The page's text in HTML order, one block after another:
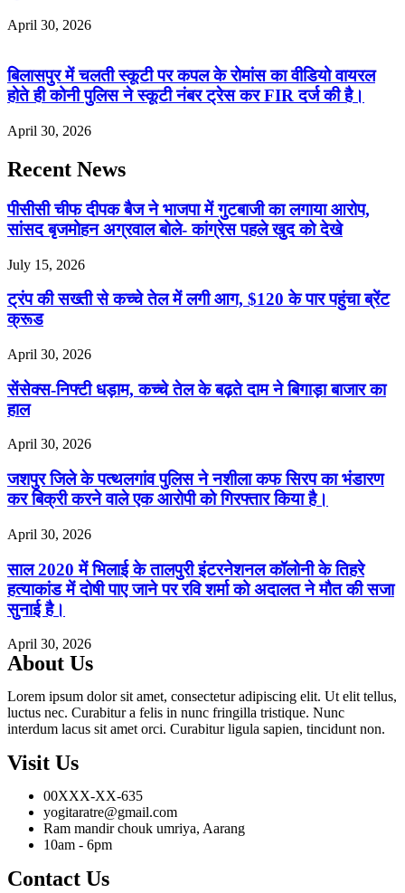
April 30, 2026
बिलासपुर में चलती स्कूटी पर कपल के रोमांस का वीडियो वायरल
होते ही कोनी पुलिस ने स्कूटी नंबर ट्रेस कर FIR दर्ज की है।
April 30, 2026
Recent News
पीसीसी चीफ दीपक बैज ने भाजपा में गुटबाजी का लगाया आरोप,
सांसद बृजमोहन अग्रवाल बोले- कांग्रेस पहले खुद को देखे
July 15, 2026
ट्रंप की सख्ती से कच्चे तेल में लगी आग, $120 के पार पहुंचा ब्रेंट
क्रूड
April 30, 2026
सेंसेक्स-निफ्टी धड़ाम, कच्चे तेल के बढ़ते दाम ने बिगाड़ा बाजार का
हाल
April 30, 2026
जशपुर जिले के पत्थलगांव पुलिस ने नशीला कफ सिरप का भंडारण
कर बिक्री करने वाले एक आरोपी को गिरफ्तार किया है।
April 30, 2026
साल 2020 में भिलाई के तालपुरी इंटरनेशनल कॉलोनी के तिहरे
हत्याकांड में दोषी पाए जाने पर रवि शर्मा को अदालत ने मौत की सजा
सुनाई है।
April 30, 2026
About Us
Lorem ipsum dolor sit amet, consectetur adipiscing elit. Ut elit tellus,
luctus nec. Curabitur a felis in nunc fringilla tristique. Nunc
interdum lacus sit amet orci. Curabitur ligula sapien, tincidunt non.
Visit Us
00XXX-XX-635
yogitaratre@gmail.com
Ram mandir chouk umriya, Aarang
10am - 6pm
Contact Us